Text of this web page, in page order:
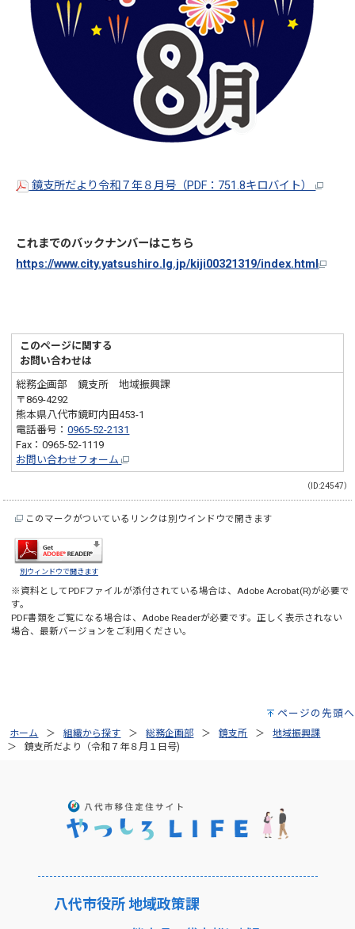
鏡支所だより令和７年８月号（PDF：751.8キロバイト）
これまでのバックナンバーはこちら
https://www.city.yatsushiro.lg.jp/kiji00321319/index.html
このページに関する
お問い合わせは
総務企画部 鏡支所 地域振興課
〒869-4292
熊本県八代市鏡町内田453-1
電話番号：0965-52-2131
Fax：0965-52-1119
お問い合わせフォーム
（ID:24547）
このマークがついているリンクは別ウインドウで開きます
別ウィンドウで開きます
※資料としてPDFファイルが添付されている場合は、 Adobe Acrobat(R)が必要で
す。
PDF書類をご覧になる場合は、 Adobe Readerが必要です。正しく表示されない
場合、最新バージョンをご利用ください。
ページの先頭へ
ホーム 組織から探す 総務企画部 鏡支所
地域振興課
鏡支所だより（令和７年８月１日号)
八代市役所 地域政策課